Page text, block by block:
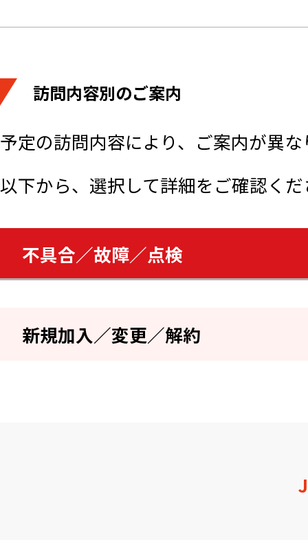
訪問内容別のご案内
予定の訪問内容により、ご案内が異な
以下から、選択して詳細をご確認く
不具合／故障／点検
新規加入／変更／解約